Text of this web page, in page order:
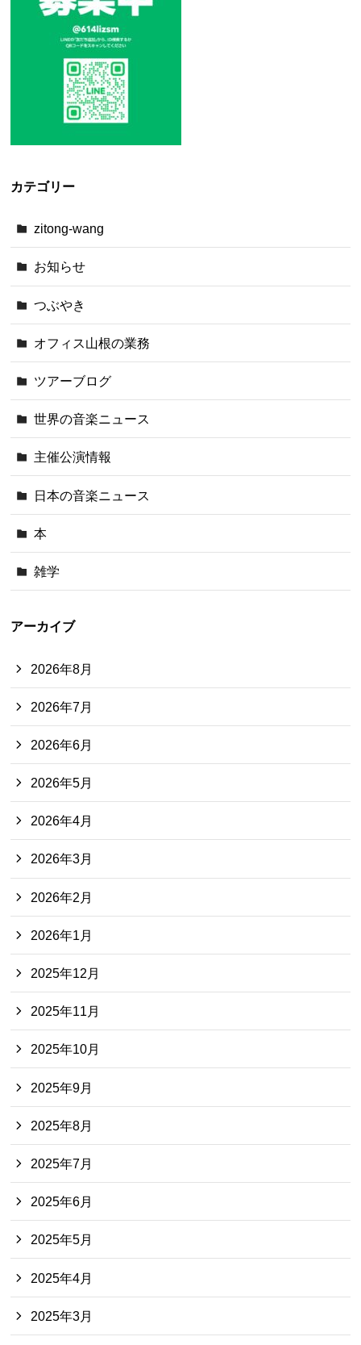
カテゴリー
zitong-wang
お知らせ
つぶやき
オフィス山根の業務
ツアーブログ
世界の音楽ニュース
主催公演情報
日本の音楽ニュース
本
雑学
アーカイブ
2026年8月
2026年7月
2026年6月
2026年5月
2026年4月
2026年3月
2026年2月
2026年1月
2025年12月
2025年11月
2025年10月
2025年9月
2025年8月
2025年7月
2025年6月
2025年5月
2025年4月
2025年3月